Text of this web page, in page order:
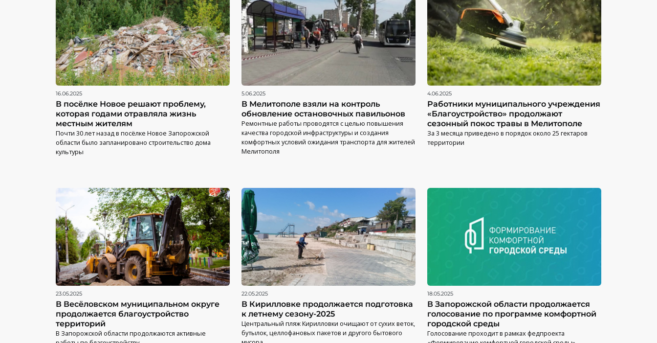
16.06.2025
В посёлке Новое решают проблему,
которая годами отравляла жизнь
местным жителям
Почти 30 лет назад в посёлке Новое Запорожской
области было запланировано строительство дома
культуры
5.06.2025
В Мелитополе взяли на контроль
обновление остановочных павильонов
Ремонтные работы проводятся с целью повышения
качества городской инфраструктуры и создания
комфортных условий ожидания транспорта для жителей
Мелитополя
4.06.2025
Работники муниципального учреждения
«Благоустройство» продолжают
сезонный покос травы в Мелитополе
За 3 месяца приведено в порядок около 25 гектаров
территории
23.05.2025
В Весёловском муниципальном округе
продолжается благоустройство
территорий
В Запорожской области продолжаются активные
22.05.2025
В Кирилловке продолжается подготовка
к летнему сезону-2025
Центральный пляж Кирилловки очищают от сухих веток,
бутылок, целлофановых пакетов и другого бытового
18.05.2025
В Запорожской области продолжается
голосование по программе комфортной
городской среды
Голосование проходит в рамках федпроекта